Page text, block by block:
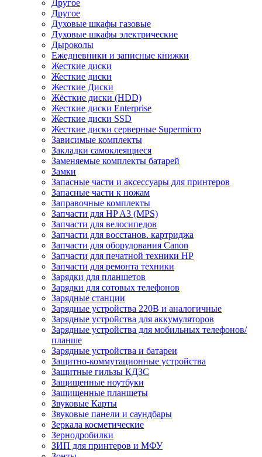
Другое
Другое
Духовые шкафы газовые
Духовые шкафы электрические
Дыроколы
Ежедневники и записные книжки
Жесткие диски
Жесткие диски
Жесткие Диски
Жёсткие диски (HDD)
Жесткие диски Enterprise
Жесткие диски SSD
Жесткие диски серверные Supermicro
Зависимые комплекты
Закладки самоклеящиеся
Заменяемые комплекты батарей
Замки
Запасные части и аксессуары для принтеров
Запасные части к ножам
Заправочные комплекты
Запчасти для HP A3 (MPS)
Запчасти для велосипедов
Запчасти для восстанов. картриджа
Запчасти для оборудования Canon
Запчасти для печатной техники HP
Запчасти для ремонта техники
Зарядки для планшетов
Зарядки для сотовых телефонов
Зарядные станции
Зарядные устройства 220В и аналогичные
Зарядные устройства для аккумуляторов
Зарядные устройства для мобильных телефонов/
планше
Зарядные устройства и батареи
Защитно-коммутационные устройства
Защитные гильзы КДЗС
Защищенные ноутбуки
Защищенные планшеты
Звуковые Карты
Звуковые панели и саундбары
Зеркала косметические
Зернодробилки
ЗИП для принтеров и МФУ